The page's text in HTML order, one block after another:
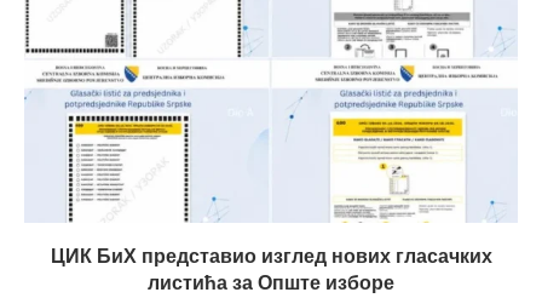
ЦИК БиХ представио изглед нових гласачких
листића за Опште изборе